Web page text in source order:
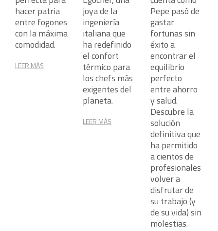
hacer patria
entre fogones
con la máxima
comodidad.
LEER MÁS
joya de la
ingeniería
italiana que
ha redefinido
el confort
térmico para
los chefs más
exigentes del
planeta.
LEER MÁS
Pepe pasó de
gastar
fortunas sin
éxito a
encontrar el
equilibrio
perfecto
entre ahorro
y salud.
Descubre la
solución
definitiva que
ha permitido
a cientos de
profesionales
volver a
disfrutar de
su trabajo (y
de su vida) sin
molestias.